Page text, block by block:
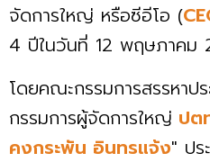
จัดการใหญ่ หรือซีอีโอ (
4 ปีในวันที่ 12 พฤษภาคม
โดยคณะกรรมการสรรหาปร
กรรมการผู้จัดการใหญ่ ปต
คงกระพัน อินทรแจ้ง" ปร